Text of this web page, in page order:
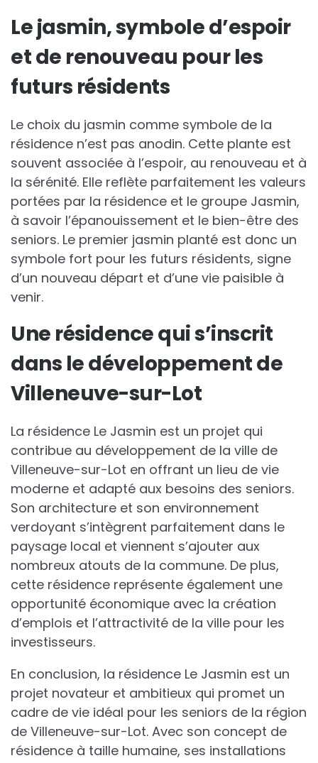
Le jasmin, symbole d’espoir
et de renouveau pour les
futurs résidents
Le choix du jasmin comme symbole de la
résidence n’est pas anodin. Cette plante est
souvent associée à l’espoir, au renouveau et à
la sérénité. Elle reflète parfaitement les valeurs
portées par la résidence et le groupe Jasmin,
à savoir l’épanouissement et le bien-être des
seniors. Le premier jasmin planté est donc un
symbole fort pour les futurs résidents, signe
d’un nouveau départ et d’une vie paisible à
venir.
Une résidence qui s’inscrit
dans le développement de
Villeneuve-sur-Lot
La résidence Le Jasmin est un projet qui
contribue au développement de la ville de
Villeneuve-sur-Lot en offrant un lieu de vie
moderne et adapté aux besoins des seniors.
Son architecture et son environnement
verdoyant s’intègrent parfaitement dans le
paysage local et viennent s’ajouter aux
nombreux atouts de la commune. De plus,
cette résidence représente également une
opportunité économique avec la création
d’emplois et l’attractivité de la ville pour les
investisseurs.
En conclusion, la résidence Le Jasmin est un
projet novateur et ambitieux qui promet un
cadre de vie idéal pour les seniors de la région
de Villeneuve-sur-Lot. Avec son concept de
résidence à taille humaine, ses installations